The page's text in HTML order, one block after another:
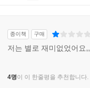
종이책 구매
저는 별로 재미없었어요,,
4명이 이 한줄평을 추천합니다.